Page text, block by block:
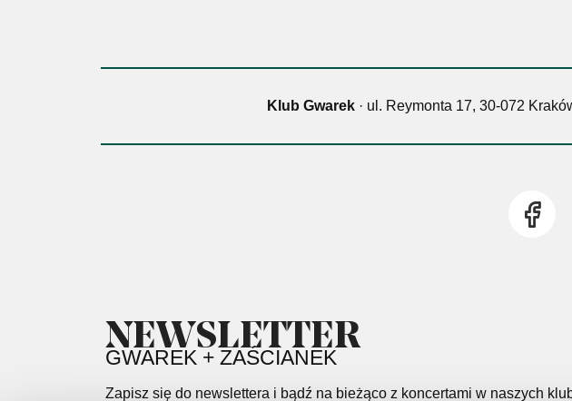
Klub Gwarek · ul. Reymonta 17, 30-072
NEWSLETTER
GWAREK + ZAŚCIANEK
Zapisz się do newslettera i bądź na bieżąco z koncertami w naszych